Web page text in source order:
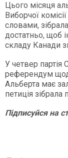
Цього місяця
Виборчої
словами,
достатньо, щоб
складу Канади
У четвер партія
референдум
Альберта має
петиція зібрала
Підписуйсяна